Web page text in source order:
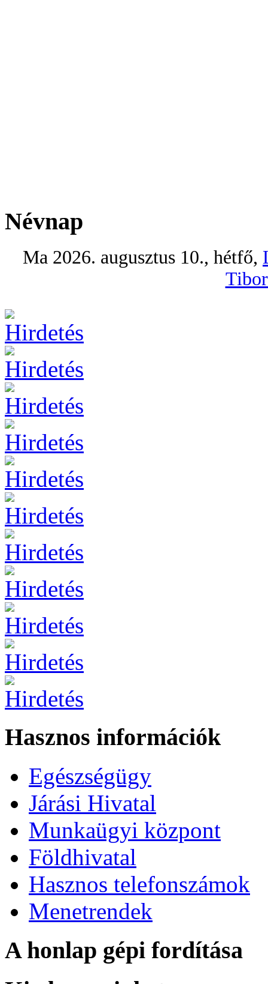
Névnap
Ma 2026. augusztus 10., hétfő,
Hasznos információk
Egészségügy
Járási Hivatal
Munkaügyi központ
Földhivatal
Hasznos telefonszámok
Menetrendek
A honlap gépi fordítása